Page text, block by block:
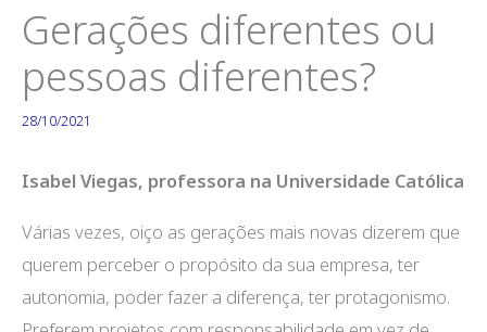
Gerações diferentes ou
pessoas diferentes?
28/10/2021
Isabel Viegas, professora na Universidade Católica
Várias vezes, oiço as gerações mais novas dizerem que
querem perceber o propósito da sua empresa, ter
autonomia, poder fazer a diferença, ter protagonismo.